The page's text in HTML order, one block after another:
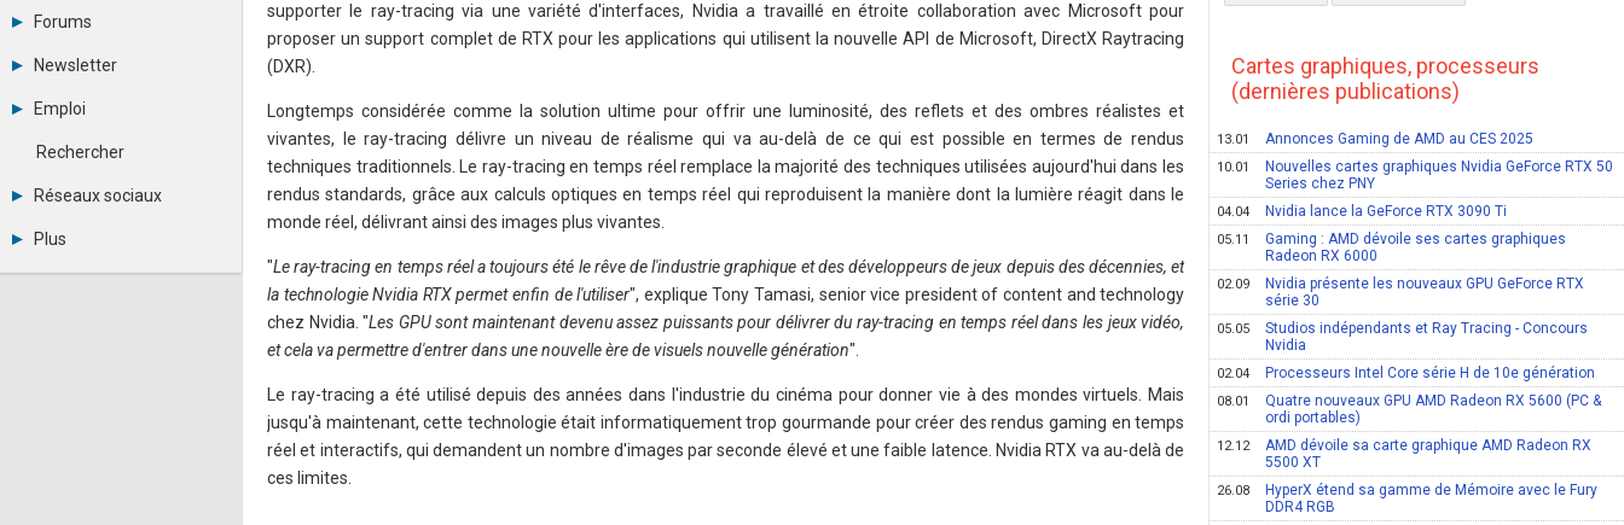
Forums
Tous les forums
Se connecter
Messages privés
Contacter un modérateur
Newsletter
Archives
Abonnement
Emploi
Consulter les annonces
Observatoire de l'emploi
Rechercher
Réseaux sociaux
LinkedIn
Plus
Annonceurs
supporter le ray-tracing via une variété d'interfaces, Nvidia a travaillé en étroite collaboration avec Microsoft pour
proposer un support complet de RTX pour les applications qui utilisent la nouvelle API de Microsoft, DirectX Raytracing
(DXR).
Longtemps considérée comme la solution ultime pour offrir une luminosité, des reflets et des ombres réalistes et
vivantes, le ray-tracing délivre un niveau de réalisme qui va au-delà de ce qui est possible en termes de rendus
techniques traditionnels. Le ray-tracing en temps réel remplace la majorité des techniques utilisées aujourd'hui dans les
rendus standards, grâce aux calculs optiques en temps réel qui reproduisent la manière dont la lumière réagit dans le
monde réel, délivrant ainsi des images plus vivantes.
"Le ray-tracing en temps réel a toujours été le rêve de l'industrie graphique et des développeurs de jeux depuis des décennies, et
la technologie Nvidia RTX permet enfin de l'utiliser", explique Tony Tamasi, senior vice president of content and technology
chez Nvidia. "Les GPU sont maintenant devenu assez puissants pour délivrer du ray-tracing en temps réel dans les jeux vidéo,
et cela va permettre d'entrer dans une nouvelle ère de visuels nouvelle génération".
Le ray-tracing a été utilisé depuis des années dans l'industrie du cinéma pour donner vie à des mondes virtuels. Mais
jusqu'à maintenant, cette technologie était informatiquement trop gourmande pour créer des rendus gaming en temps
réel et interactifs, qui demandent un nombre d'images par seconde élevé et une faible latence. Nvidia RTX va au-delà de
ces limites.
Cartes graphiques, processeurs
(dernières publications)
13.01 Annonces Gaming de AMD au CES 2025
10.01
Nouvelles cartes graphiques Nvidia GeForce RTX 50
Series chez PNY
04.04 Nvidia lance la GeForce RTX 3090 Ti
05.11
Gaming : AMD dévoile ses cartes graphiques
Radeon RX 6000
02.09
Nvidia présente les nouveaux GPU GeForce RTX
série 30
05.05
Studios indépendants et Ray Tracing - Concours
Nvidia
02.04 Processeurs Intel Core série H de 10e génération
08.01
Quatre nouveaux GPU AMD Radeon RX 5600 (PC &
ordi portables)
12.12
AMD dévoile sa carte graphique AMD Radeon RX
5500 XT
26.08
HyperX étend sa gamme de Mémoire avec le Fury
DDR4 RGB